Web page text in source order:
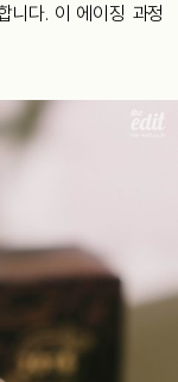
니다. 이 에이징 과정